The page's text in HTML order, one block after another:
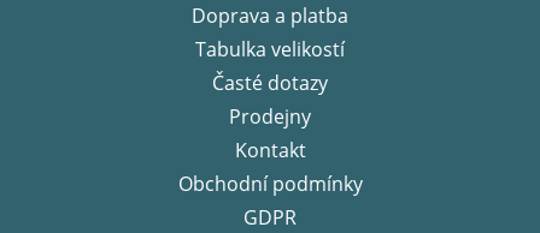
Doprava a platba
Tabulka velikostí
Časté dotazy
Prodejny
Kontakt
Obchodní podmínky
GDPR